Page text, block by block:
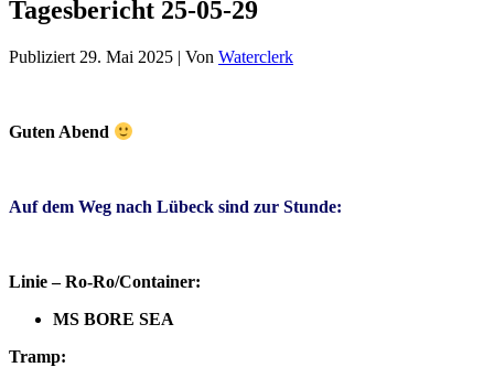
Tagesbericht 25-05-29
Publiziert 29. Mai 2025 | Von Waterclerk
Guten Abend
Auf dem Weg nach Lübeck sind zur Stunde:
Linie – Ro-Ro/Container:
MS BORE SEA
Tramp: